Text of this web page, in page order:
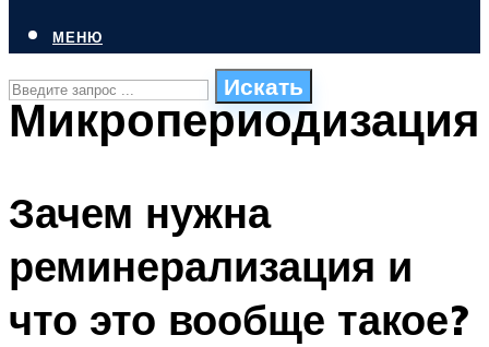
Искать
СТИЛИ ПЛАВАНЬЯ
ПЛАВАНЬЕ ДЛЯ ПОХУДЕНИЯ
БАССЕЙН ДЛЯ ДОМА
ОЧИСТКА БАССЕЙНОВ
МЕНЮ
Микропериодизация
Зачем нужна
реминерализация и
что это вообще такое?